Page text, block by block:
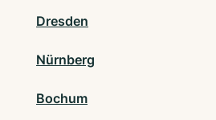
Dresden
Nürnberg
Bochum